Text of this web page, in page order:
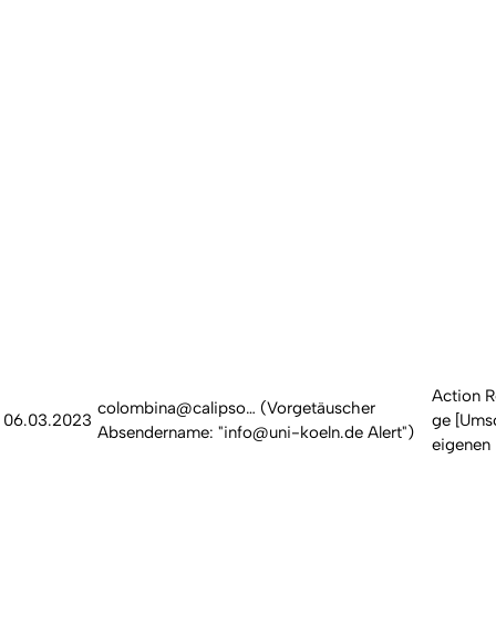
06.03.2023
colombina@calipso… (Vorgetäuscher
Absendername: "info@uni-koeln.de Alert")
­A­c­t­i­o­n­
g­e­